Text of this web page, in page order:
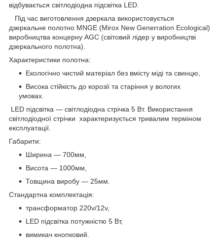
відбувається світлодіодна підсвітка LED.
Під час виготовлення дзеркала використовується
дзеркальне полотно MNGE (Mirox New Generration Ecological)
виробництва концерну AGC (світовий лідер у виробництві
дзеркального полотна).
Характеристики полотна:
Екологічно чистий матеріал без вмісту міді та свинцю,
Висока стійкість до корозії та старіння у вологих
умовах.
LED підсвітка — світлодіодна стрічка 5 Вт. Використання
світлодіодної стрічки характеризується тривалим терміном
експлуатації.
Габарити:
Ширина — 700мм,
Висота — 1000мм,
Товщина виробу — 25мм.
Стандартна комплектація:
трансформатор 220v/12v,
LED підсвітка потужністю 5 Вт,
вимикач кнопковий.